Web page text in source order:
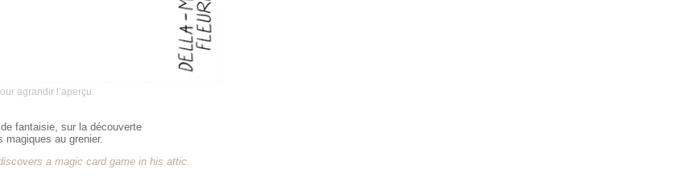
agrandir l’aperçu.
fantaisie, sur la découverte
magiques au grenier.
a magic card game in his attic.